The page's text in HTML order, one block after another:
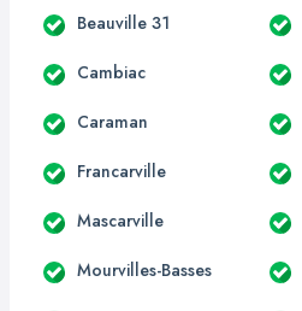
Beauville 31
Cambiac
Caraman
Francarville
Mascarville
Mourvilles-Basses